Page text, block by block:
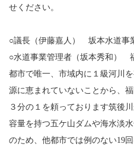
せください。
○議長（伊藤嘉人） 坂本水道事
○水道事業管理者（坂本秀和）
都市で唯一、市域内に１級河川
源に恵まれていないことから、
３分の１を頼っております筑後
容量を持つ五ケ山ダムや海水淡
のため、他都市では例のない19